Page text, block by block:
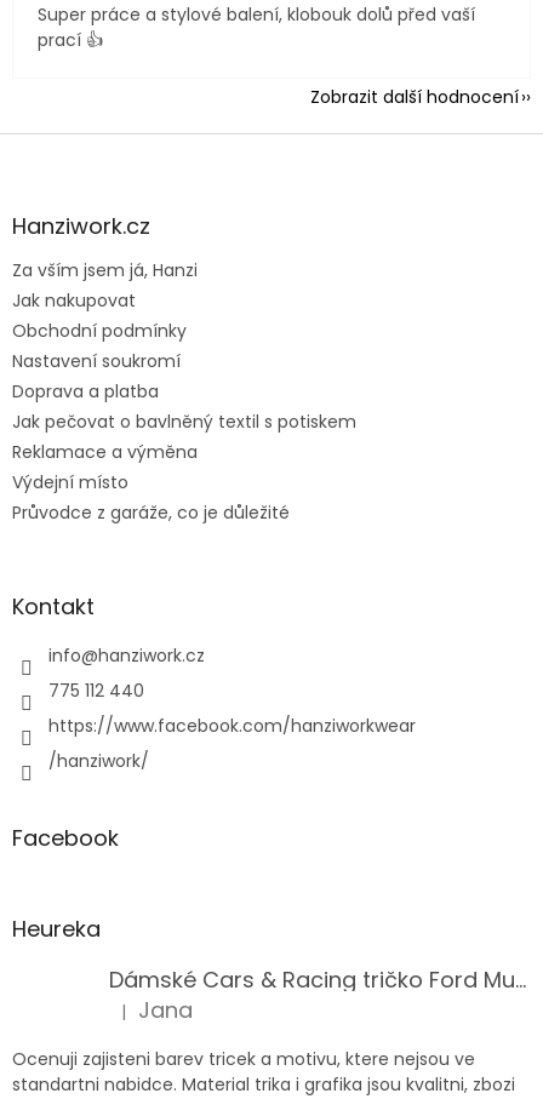
Super práce a stylové balení, klobouk dolů před vaší
prací 👍
Zobrazit další hodnocení
Z
aHanziwork.cz
Za vším jsem já, Hanzi
Jak nakupovat
Obchodní podmínky
Nastavení soukromí
Doprava a platba
Jak pečovat o bavlněný textil s potiskem
Reklamace a výměna
Výdejní místo
Průvodce z garáže, co je důležité
Kontakt
info@hanziwork.cz
775 112 440
https://www.facebook.com/hanziworkwear
/hanziwork/
Facebook
Heureka
Dámské Cars & Racing tričko Ford Mustang 5. generace
Hodnocení produktu je 5 z 5 hvězdiček.
| Jana
Ocenuji zajisteni barev tricek a motivu, ktere nejsou ve
standartni nabidce. Material trika i grafika jsou kvalitni, zbozi